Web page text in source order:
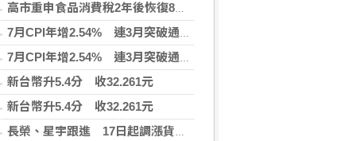
高市重申食品消費稅2年後恢復8% 稱與是否連任無關
7月CPI年增2.54% 連3月突破通膨警戒線
7月CPI年增2.54% 連3月突破通膨警戒線
新台幣升5.4分 收32.261元
新台幣升5.4分 收32.261元
長榮、星宇跟進 17日起調漲貨運燃油附加費